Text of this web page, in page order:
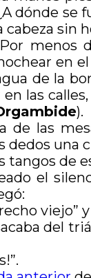
dónde se
cabeza sin
Por menos
en
de la
las
).
de las
una
tangos de
el
viejo”
del